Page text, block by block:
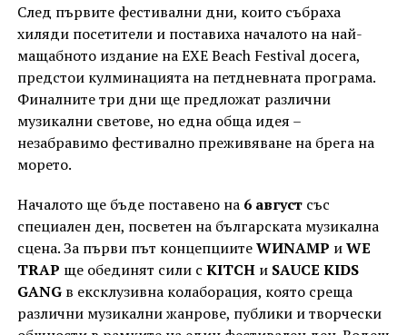
След първите фестивални дни, които събраха
хиляди посетители и поставиха началото на най-
мащабното издание на EXE Beach Festival досега,
предстои кулминацията на петдневната програма.
Финалните три дни ще предложат различни
музикални светове, но една обща идея –
незабравимо фестивално преживяване на брега на
морето.
Началото ще бъде поставено на 6 августсъс
специален ден, посветен на българската музикална
сцена. За първи път концепциитеWИNAMP иWE
TRAP ще обединят сили с KITCHи SAUCE KIDS
GANGв ексклузивна колаборация, която среща
различни музикални жанрове, публики и творчески